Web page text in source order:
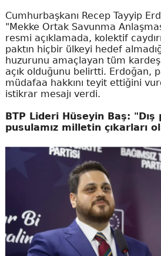
Cumhurbaşkanı Recep Tayyip
"Mekke Ortak Savunma
resmi açıklamada, kolektif
paktın hiçbir ülkeyi hedef
huzurunu amaçlayan tüm kardeş
açık olduğunu belirtti. Erdoğan,
müdafaa hakkını teyit ettiğini
istikrar mesajı verdi.
BTP Lideri Hüseyin Baş:
pusulamız milletin çıkarları